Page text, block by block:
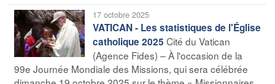
17 octobre 2025
VATICAN - Les statistiques de l'Église
catholique 2025 Cité du Vatican
(Agence Fides) – À l'occasion de la
99e Journée Mondiale des Missions, qui sera célébrée